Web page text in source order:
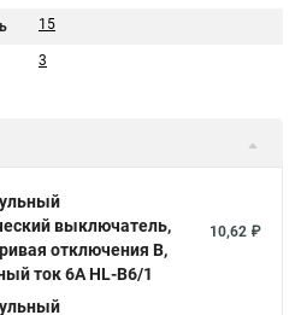
15
3
выключатель,
отключения B,
ток 6А HL-B6/1
10,62 ₽